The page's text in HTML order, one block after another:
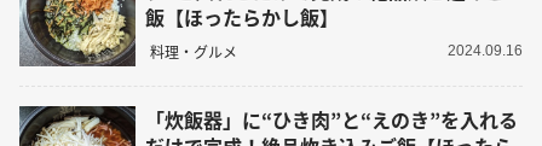
飯【ほったらかし飯】
料理・グルメ 2024.09.16
「炊飯器」に“ひき肉”と“えのき”を入れる